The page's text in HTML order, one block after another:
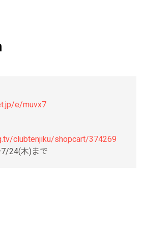
e/muvx7
clubtenjiku/shopcart/374269
24(木)まで